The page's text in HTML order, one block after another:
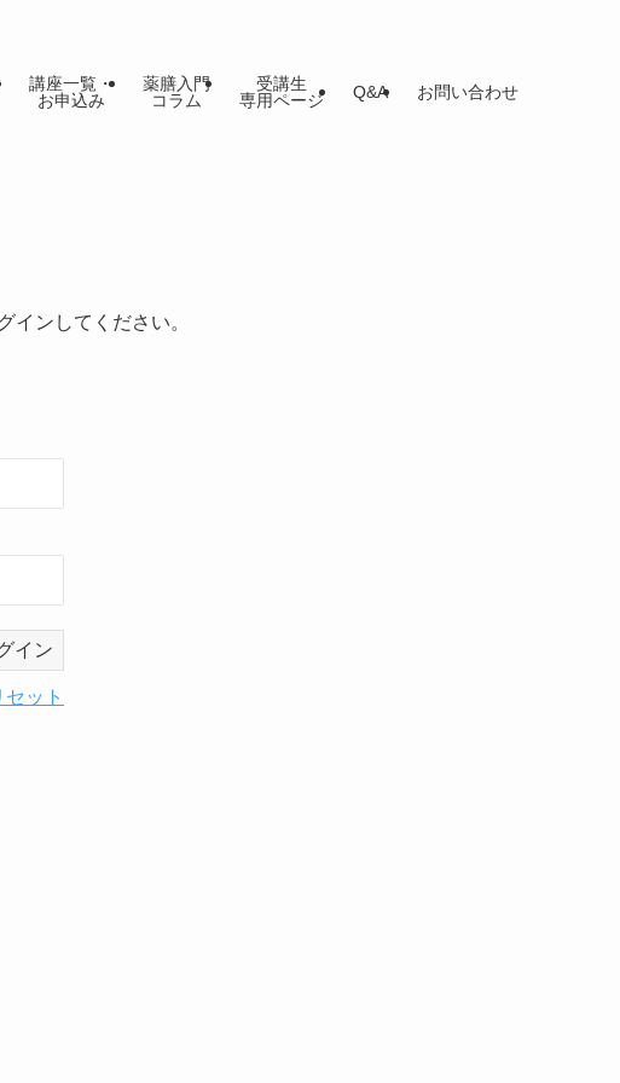
講座一覧・
お申込み
薬膳入門
コラム
受講生
専用ページ
Q&A お問い合わせ
インしてください。
ット